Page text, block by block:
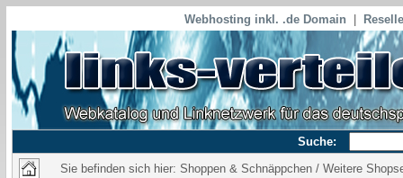
Webhosting inkl. .de Domain
Suche:
Sie befinden sich hier: Shoppen & Schnäppchen / Weitere